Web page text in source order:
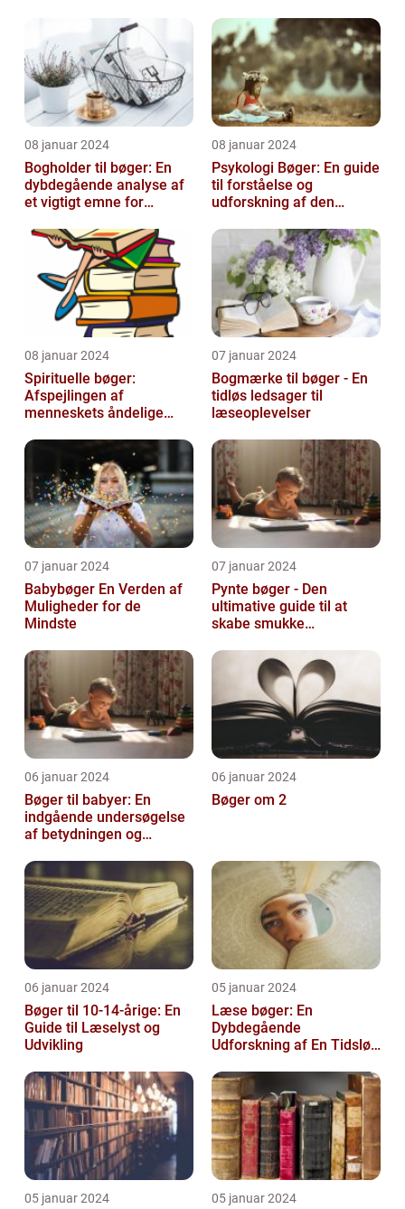
08 januar 2024
Bogholder til bøger: En
dybdegående analyse af
et vigtigt emne for
personer
08 januar 2024
Psykologi Bøger: En guide
til forståelse og
udforskning af den
08 januar 2024
Spirituelle bøger:
Afspejlingen af
menneskets åndelige
07 januar 2024
Bogmærke til bøger - En
tidløs ledsager til
læseoplevelser
07 januar 2024
Babybøger En Verden af
Muligheder for de
Mindste
07 januar 2024
Pynte bøger - Den
ultimative guide til at
skabe smukke
06 januar 2024
Bøger til babyer: En
indgående undersøgelse
af betydningen og
læsestof
06 januar 2024
Bøger om 2
06 januar 2024
Bøger til 10-14-årige: En
Guide til Læselyst og
Udvikling
05 januar 2024
Læse bøger: En
Dybdegående
Udforskning af En Tidsløs
05 januar 2024 05 januar 2024